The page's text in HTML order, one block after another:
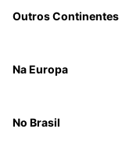
Outros Continentes
Na Europa
No Brasil